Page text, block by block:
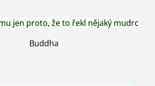
jen proto, že to řekl nějaký mudrc
Buddha